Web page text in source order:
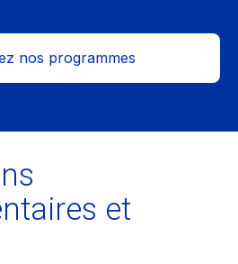
nos programmes
et